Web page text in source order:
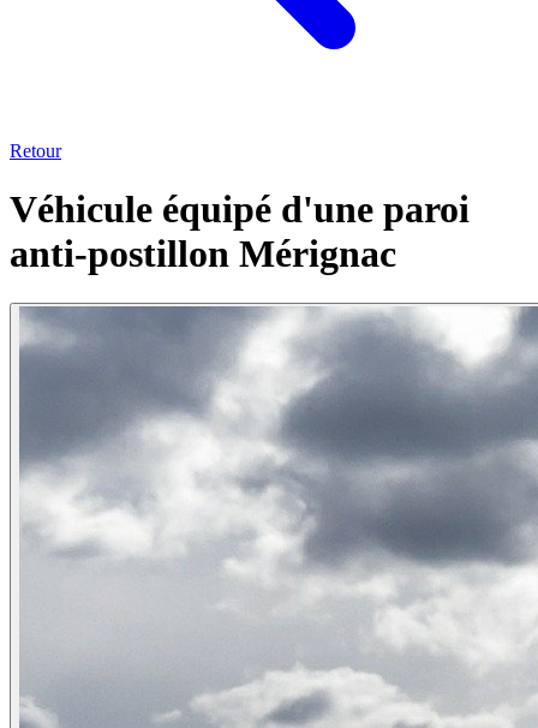
Retour
Véhicule équipé d'une paroi
anti-postillon Mérignac